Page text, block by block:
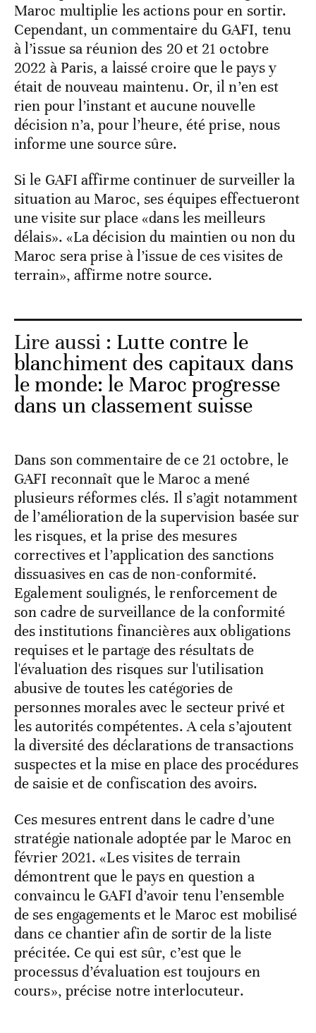
Maroc multiplie les actions pour en sortir.
Cependant, un commentaire du GAFI, tenu
à l’issue sa réunion des 20 et 21 octobre
2022 à Paris, a laissé croire que le pays y
était de nouveau maintenu. Or, il n’en est
rien pour l’instant et aucune nouvelle
décision n’a, pour l’heure, été prise, nous
informe une source sûre.
Si le GAFI affirme continuer de surveiller la
situation au Maroc, ses équipes effectueront
une visite sur place «dans les meilleurs
délais». «La décision du maintien ou non du
Maroc sera prise à l’issue de ces visites de
terrain», affirme notre source.
Lire aussi : Lutte contre le
blanchiment des capitaux dans
le monde: le Maroc progresse
dans un classement suisse
Dans son commentaire de ce 21 octobre, le
GAFI reconnaît que le Maroc a mené
plusieurs réformes clés. Il s’agit notamment
de l’amélioration de la supervision basée sur
les risques, et la prise des mesures
correctives et l’application des sanctions
dissuasives en cas de non-conformité.
Egalement soulignés, le renforcement de
son cadre de surveillance de la conformité
des institutions financières aux obligations
requises et le partage des résultats de
l'évaluation des risques sur l'utilisation
abusive de toutes les catégories de
personnes morales avec le secteur privé et
les autorités compétentes. A cela s’ajoutent
la diversité des déclarations de transactions
suspectes et la mise en place des procédures
de saisie et de confiscation des avoirs.
Ces mesures entrent dans le cadre d’une
stratégie nationale adoptée par le Maroc en
février 2021. «Les visites de terrain
démontrent que le pays en question a
convaincu le GAFI d’avoir tenu l’ensemble
de ses engagements et le Maroc est mobilisé
dans ce chantier afin de sortir de la liste
précitée. Ce qui est sûr, c’est que le
processus d’évaluation est toujours en
cours», précise notre interlocuteur.